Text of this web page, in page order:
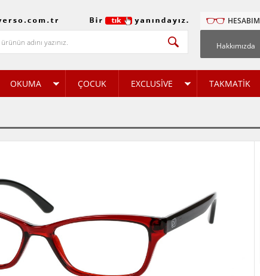
HESABIM
Hakkımızda
OKUMA ÇOCUK EXCLUSİVE TAKMATİK